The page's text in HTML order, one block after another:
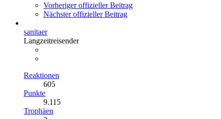
Vorheriger offizieller Beitrag
Nächster offizieller Beitrag
sanitaer
Langzeitreisender
Reaktionen
605
Punkte
9.115
Trophäen